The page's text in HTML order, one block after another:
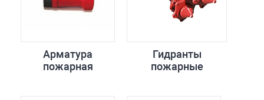
Арматура
пожарная
Гидранты
пожарные